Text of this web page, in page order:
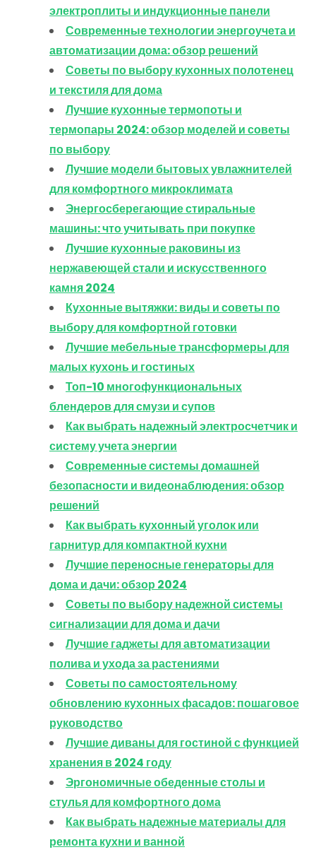
электроплиты и индукционные панели
Современные технологии энергоучета и
автоматизации дома: обзор решений
Советы по выбору кухонных полотенец
и текстиля для дома
Лучшие кухонные термопоты и
термопары 2024: обзор моделей и советы
по выбору
Лучшие модели бытовых увлажнителей
для комфортного микроклимата
Энергосберегающие стиральные
машины: что учитывать при покупке
Лучшие кухонные раковины из
нержавеющей стали и искусственного
камня 2024
Кухонные вытяжки: виды и советы по
выбору для комфортной готовки
Лучшие мебельные трансформеры для
малых кухонь и гостиных
Топ-10 многофункциональных
блендеров для смузи и супов
Как выбрать надежный электросчетчик и
систему учета энергии
Современные системы домашней
безопасности и видеонаблюдения: обзор
решений
Как выбрать кухонный уголок или
гарнитур для компактной кухни
Лучшие переносные генераторы для
дома и дачи: обзор 2024
Советы по выбору надежной системы
сигнализации для дома и дачи
Лучшие гаджеты для автоматизации
полива и ухода за растениями
Советы по самостоятельному
обновлению кухонных фасадов: пошаговое
руководство
Лучшие диваны для гостиной с функцией
хранения в 2024 году
Эргономичные обеденные столы и
стулья для комфортного дома
Как выбрать надежные материалы для
ремонта кухни и ванной